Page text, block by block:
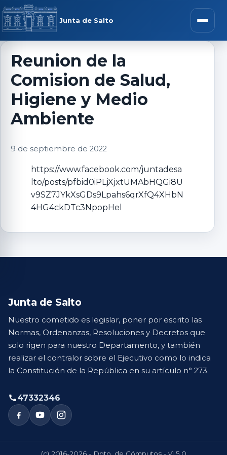
Saltar al contenido
Junta de Salto Abrir
menú
Reunion de la
Comision de Salud,
Higiene y Medio
Ambiente
9 de septiembre de 2022
https://www.facebook.com/juntadesa
lto/posts/pfbid0iPLjXjxtUMAbHQGi8U
v9SZ7JYkXsGDs9Lpahs6qrXfQ4XHbN
4HG4ckDTc3NpopHel
Junta de Salto
Nuestro cometido es legislar, poner por escrito las
Normas, Ordenanzas, Resoluciones y Decretos que
solo rigen para nuestro Departamento, y también
realizar el contralor sobre el Ejecutivo como lo indica
la Constitución de la República en su artículo n° 273.
47332346
(c) 2016-2026 - Dpto. de Cómputos - v1.5.0